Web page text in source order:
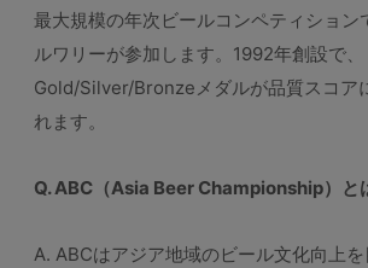
最大規模の年次ビールコンペティション
ルワリーが参加します。1992年創設で、
Gold/Silver/Bronzeメダルが品質スコア
れます。
Q. ABC（Asia Beer Championship）と
A. ABCはアジア地域のビール文化向上